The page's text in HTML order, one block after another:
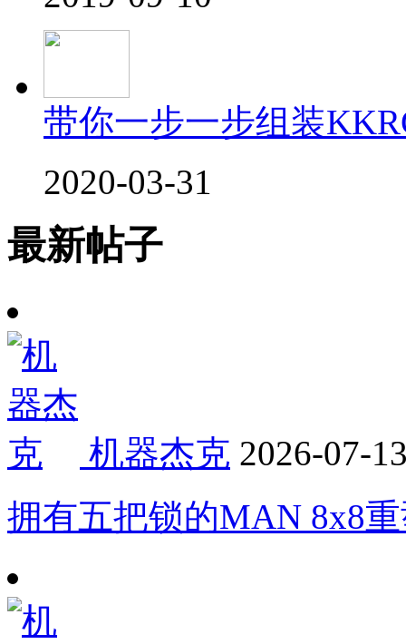
带你一步一步组装
2020-03-31
最新帖子
机器杰克 2026-07-
拥有五把锁的MAN 8x8